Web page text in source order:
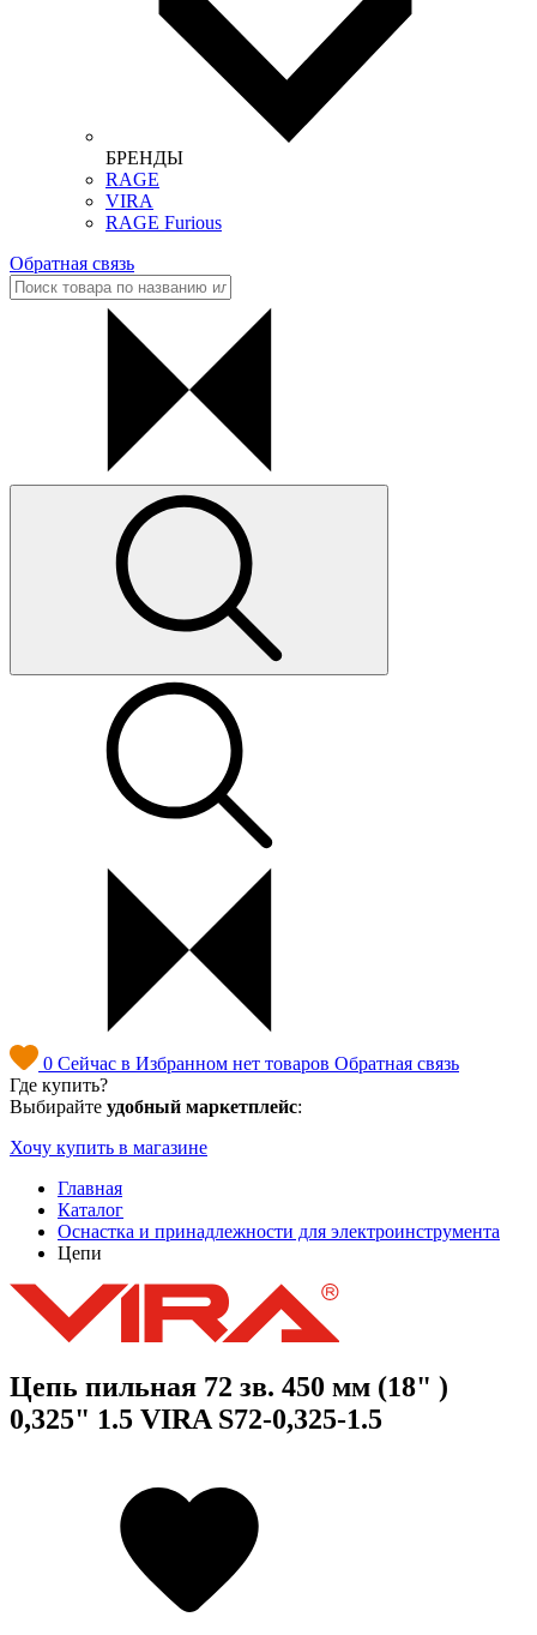
БРЕНДЫ
RAGE
VIRA
RAGE Furious
Обратная связь
0 Сейчас в Избранном нет товаров Обратная связь
Где купить?
Выбирайте удобный маркетплейс:
Хочу купить в магазине
Главная
Каталог
Оснастка и принадлежности для электроинструмента
Цепи
Цепь пильная 72 зв. 450 мм (18" )
0,325" 1.5 VIRA S72-0,325-1.5